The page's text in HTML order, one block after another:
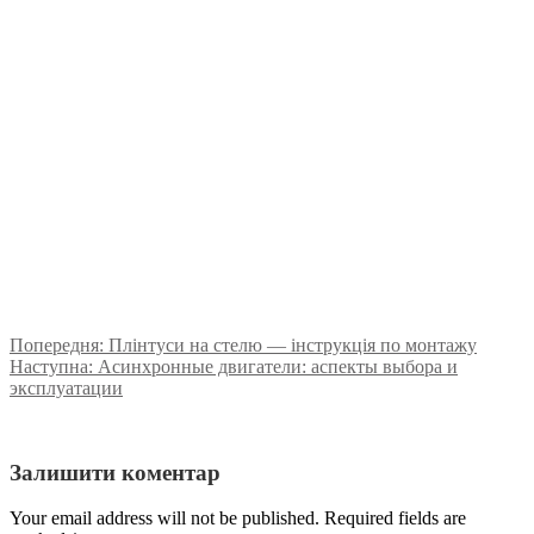
Попередня: Плінтуси на стелю — інструкція по монтажу
Наступна: Асинхронные двигатели: аспекты выбора и
эксплуатации
Залишити коментар
Your email address will not be published. Required fields are